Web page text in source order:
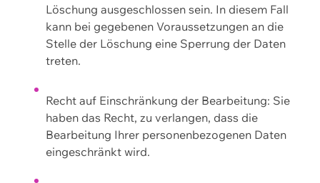
Löschung ausgeschlossen sein. In diesem Fall
kann bei gegebenen Voraussetzungen an die
Stelle der Löschung eine Sperrung der Daten
treten.
Recht auf Einschränkung der Bearbeitung: Sie
haben das Recht, zu verlangen, dass die
Bearbeitung Ihrer personenbezogenen Daten
eingeschränkt wird.